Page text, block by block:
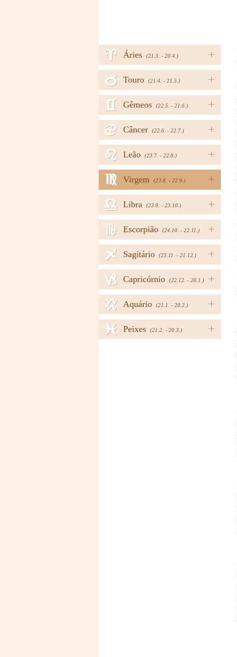
+
Áries (21.3. - 20.4.)
a
+
Touro (21.4. - 21.5.)
b
+
Gêmeos (22.5. - 21.6.)
c
+
Câncer (22.6. - 22.7.)
d
+
Leão (23.7. - 22.8.)
e
+
Virgem (23.8. - 22.9.)
f
+
Libra (23.9. - 23.10.)
g
+
Escorpião (24.10. - 22.11.)
h
+
Sagitário (23.11. - 21.12.)
i
+
Capricórnio (22.12. - 20.1.)
j
+
Aquário (21.1. - 20.2.)
k
+
Peixes (21.2. - 20.3.)
l